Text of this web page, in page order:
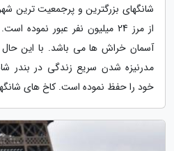
شانگهای بزرگترین و پرجمعیت ترین
از مرز 24 میلیون نفر عبور
آسمان خراش ها می باشد. با این حال
مدرنیزه شدن سریع زندگی در بندر
خود را حفظ نموده است. کاخ های